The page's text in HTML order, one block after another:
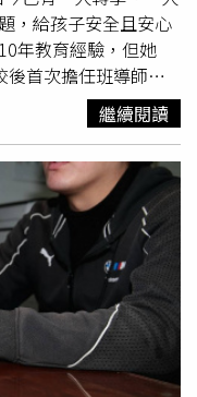
校務發展私下對老師
育部則重申，依現行
符合退休條件又無其
教師自願退休，目前
息。◎勇敢求救並非弱
1995◎如果您覺得痛
打1925
校長管中閔「卡管」
營教育人才庫匱乏，
「校事會議調查人才
會議」調查小組權限
坦承，即使證據薄弱
搖頭。這名學者續
了歷史灰燼，但莊國
與學生團體脾胃，
鄭英耀也知道問題之
樣子」喊要逐步微
教育文化委員會召委
果非常大，不只讓第
培生也嚇壞了，現在
師了，這都必須在校
生團體知道，若是一
金屬超標，長期接觸
飾產品時應格外謹
，給孩子安全且安心
年教育經驗，但她
首次擔任班導師帶
名）惡意針對，破口
午餐，花花家長如今
此，「孩子一年級開
班同學，我們才知道
，女兒當時發燒到40
諾羅病毒、黴漿菌和
變得頓時失去所有表
倆憂心不已。C姓老
吹冷氣，讓孩子不慎
則後果不堪設想。
顧孩子無暇多想，直
現班上共有3個孩子
繼續閱讀